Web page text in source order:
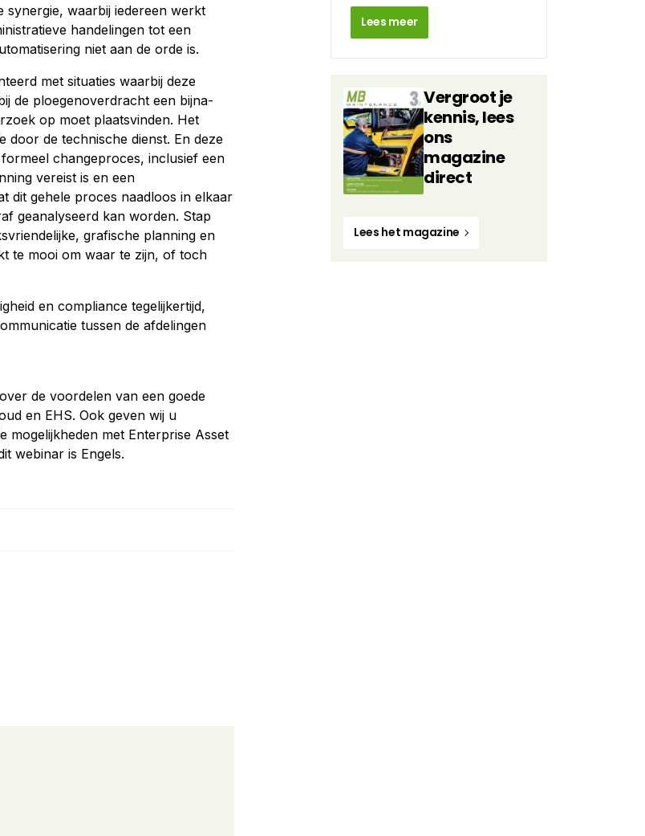
synergie, waarbij iedereen werkt
handelingen tot een
niet aan de orde is.
met situaties waarbij deze
de ploegenoverdracht een bijna-
op moet plaatsvinden. Het
de technische dienst. En deze
changeproces, inclusief een
vereist is en een
dit gehele proces naadloos in elkaar
geanalyseerd kan worden. Stap
grafische planning en
te mooi om waar te zijn, of toch
en compliance tegelijkertijd,
tussen de afdelingen
de voordelen van een goede
en EHS. Ook geven wij u
mogelijkheden met Enterprise Asset
webinar is Engels.
Lees meer
Vergroot je
kennis, lees
ons
magazine
direct
Lees het magazine